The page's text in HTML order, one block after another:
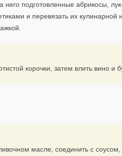
него подготовленные абрикосы,
и перевязать их кулинарной
корочки, затем влить вино и
масле, соединить с